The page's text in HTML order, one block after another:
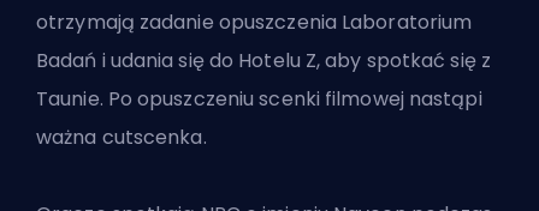
otrzymają zadanie opuszczenia Laboratorium
Badań i udania się do Hotelu Z, aby spotkać się z
Taunie. Po opuszczeniu scenki filmowej nastąpi
ważna cutscenka.